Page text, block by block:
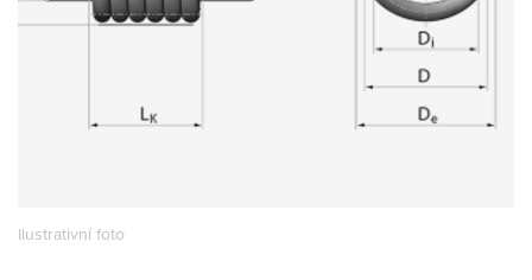
Partner Zone
Ilustrativní foto